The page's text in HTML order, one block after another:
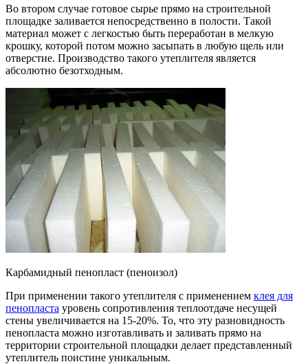
Во втором случае готовое сырье прямо на строительной
площадке заливается непосредственно в полости. Такой
материал может с легкостью быть переработан в мелкую
крошку, которой потом можно засыпать в любую щель или
отверстие. Производство такого утеплителя является
абсолютно безотходным.
Карбамидный пенопласт (пеноизол)
При применении такого утеплителя с применением клея для
пенопласта уровень сопротивления теплоотдаче несущей
стены увеличивается на 15-20%. То, что эту разновидность
пенопласта можно изготавливать и заливать прямо на
территории строительной площадки делает представленный
утеплитель поистине уникальным.